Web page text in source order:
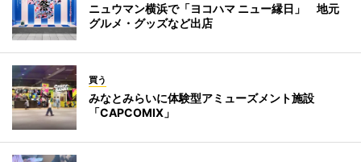
ニュウマン横浜で「ヨコハマ ニュー縁日」 地元
グルメ・グッズなど出店
買う
みなとみらいに体験型アミューズメント施設
「CAPCOMIX」